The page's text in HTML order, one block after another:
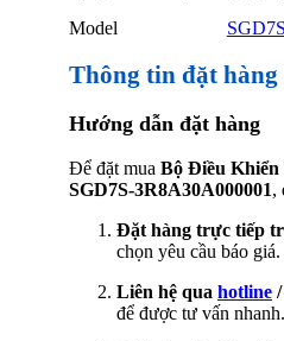
Model
Thông tin đặt hàng
Hướng dẫn đặt hàng
Để đặt mua Bộ Điều Khiển
SGD7S-3R8A30A000001,
Đặt hàng trực tiếp
chọn yêu cầu báo giá.
Liên hệ qua hotline
để được tư vấn nhanh.